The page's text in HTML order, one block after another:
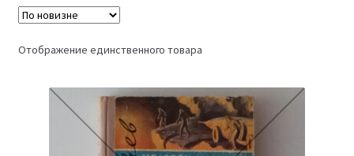
Отображение единственного товара